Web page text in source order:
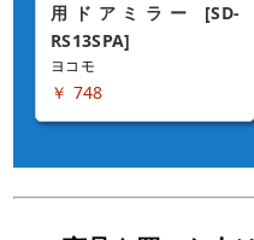
用ドアミラー [SD-
RS13SPA]
ヨコモ
￥ 748